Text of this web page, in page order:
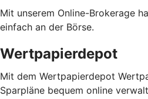
Mit unserem Online-Brokerage
einfach an der Börse.
Wertpapierdepot
Mit dem Wertpapierdepot
Sparpläne bequem online